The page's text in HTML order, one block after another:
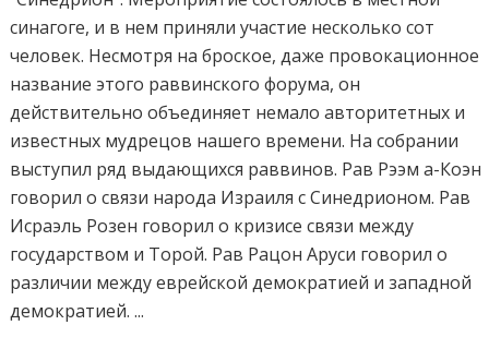
синагоге, и в нем приняли участие несколько сот
человек. Несмотря на броское, даже провокационное
название этого раввинского форума, он
действительно объединяет немало авторитетных и
известных мудрецов нашего времени. На собрании
выступил ряд выдающихся раввинов. Рав Рээм а-Коэн
говорил о связи народа Израиля с Синедрионом. Рав
Исраэль Розен говорил о кризисе связи между
государством и Торой. Рав Рацон Аруси говорил о
различии между еврейской демократией и западной
демократией. ...